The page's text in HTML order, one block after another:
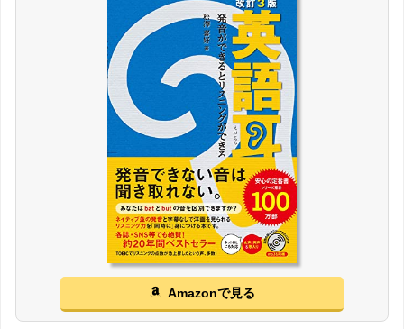
Amazonで見る